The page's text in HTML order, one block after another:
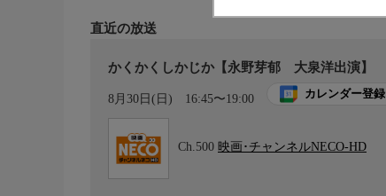
直近の放送
かくかくしかじか【永野芽郁 大泉洋出演】
8月30日(日) 16:45〜19:00 カレンダー登録
Ch.500 映画･チャンネルNECO-HD